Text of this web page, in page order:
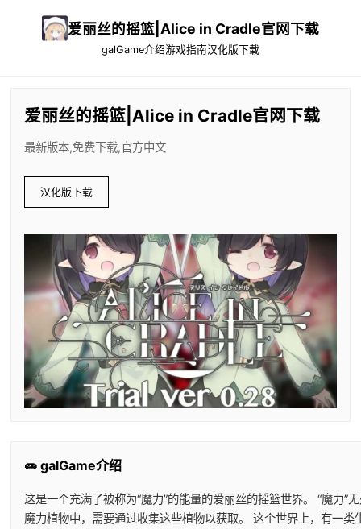
爱丽丝的摇篮|Alice in Cradle官网下载
galGame介绍游戏指南汉化版下载
爱丽丝的摇篮|Alice in Cradle官网下载
最新版本,免费下载,官方中文
汉化版下载
🧫 galGame介绍
这是一个充满了被称为“魔力”的能量的爱丽丝的摇篮世界。 “魔力
魔力植物中，需要通过收集这些植物以获取。 这个世界上，有一